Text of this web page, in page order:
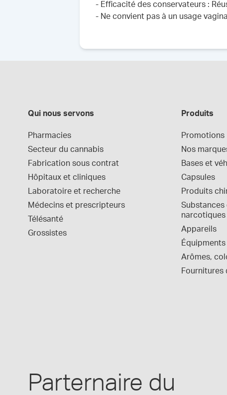
- Efficacité des conservateurs :
- Ne convient pas à un usage
Qui nous servons
Pharmacies
Secteur du cannabis
Fabrication sous contrat
Hôpitaux et cliniques
Laboratoire et recherche
Médecins et prescripteurs
Télésanté
Grossistes
Produits
Promotions
Nos
Bases et
Capsules
Produits
narcotiques
Appareils
Équipments
Arômes,
Fournitures
Parternaire du